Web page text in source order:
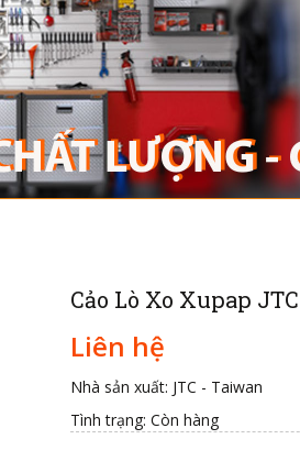
Cảo Lò Xo Xupap JTC
Liên hệ
Nhà sản xuất: JTC - Taiwan
Tình trạng: Còn hàng